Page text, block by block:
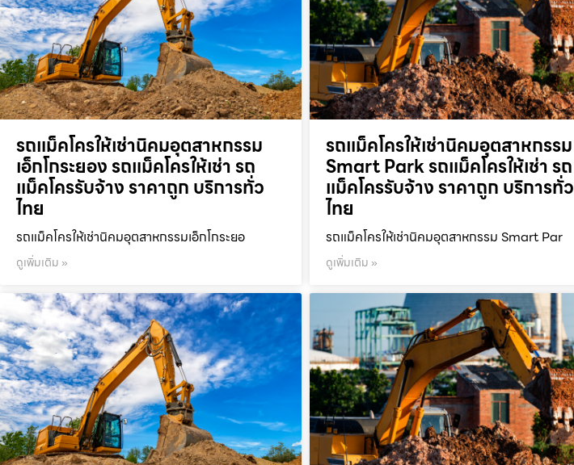
รถแม็คโครให้เช่านิคมอุตสาหกรรม
เอ็กโกระยอง รถแม็คโครให้เช่า รถ
แม็คโครรับจ้าง ราคาถูก บริการทั่ว
ไทย
รถแม็คโครให้เช่านิคมอุตสาหกรรมเอ็กโกระยอ
ดูเพิ่มเติม »
รถแม็คโครให้เช่านิคมอุตสาหกรรม
Smart Park รถแม็คโครให้เช่า รถ
แม็คโครรับจ้าง ราคาถูก บริการทั่ว
ไทย
รถแม็คโครให้เช่านิคมอุตสาหกรรม Smart Par
ดูเพิ่มเติม »